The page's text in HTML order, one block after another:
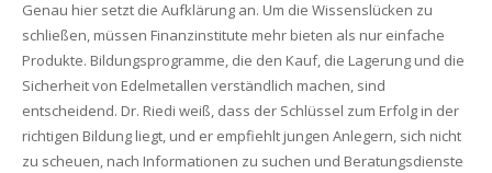
Genau hier setzt die Aufklärung an. Um die Wissenslücken zu
schließen, müssen Finanzinstitute mehr bieten als nur einfache
Produkte. Bildungsprogramme, die den Kauf, die Lagerung und die
Sicherheit von Edelmetallen verständlich machen, sind
entscheidend. Dr. Riedi weiß, dass der Schlüssel zum Erfolg in der
richtigen Bildung liegt, und er empfiehlt jungen Anlegern, sich nicht
zu scheuen, nach Informationen zu suchen und Beratungsdienste